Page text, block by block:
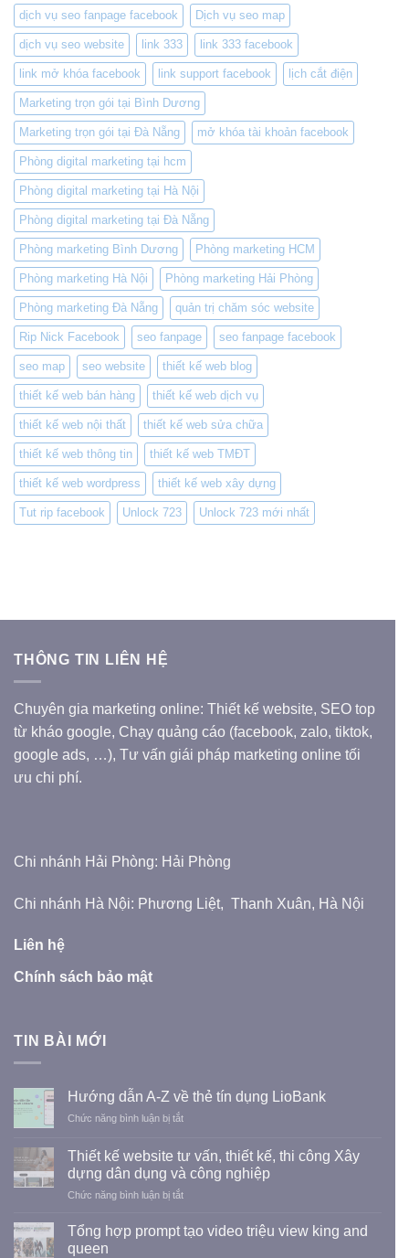
dịch vụ seo fanpage facebook Dịch vụ seo map
dịch vụ seo website link 333 link 333 facebook
link mở khóa facebook link support facebook lịch cắt điện
Marketing trọn gói tại Bình Dương
Marketing trọn gói tại Đà Nẵng mở khóa tài khoản facebook
Phòng digital marketing tại hcm
Phòng digital marketing tại Hà Nội
Phòng digital marketing tại Đà Nẵng
Phòng marketing Bình Dương Phòng marketing HCM
Phòng marketing Hà Nội Phòng marketing Hải Phòng
Phòng marketing Đà Nẵng quản trị chăm sóc website
Rip Nick Facebook seo fanpage seo fanpage facebook
seo map seo website thiết kế web blog
thiết kế web bán hàng thiết kế web dịch vụ
thiết kế web nội thất thiết kế web sửa chữa
thiết kế web thông tin thiết kế web TMĐT
thiết kế web wordpress thiết kế web xây dựng
Tut rip facebook Unlock 723 Unlock 723 mới nhất
THÔNG TIN LIÊN HỆ
Chuyên gia marketing online: Thiết kế website, SEO top
từ kháo google, Chạy quảng cáo (facebook, zalo, tiktok,
google ads, …), Tư vấn giái pháp marketing online tối
ưu chi phí.
Chi nhánh Hải Phòng: Hải Phòng
Chi nhánh Hà Nội: Phương Liệt, Thanh Xuân, Hà Nội
Liên hệ
Chính sách bảo mật
TIN BÀI MỚI
Hướng dẫn A-Z về thẻ tín dụng LioBank
Chức năng bình luận bị tắtở
A-
Z
về
tín
Thiết kế website tư vấn, thiết kế, thi công Xây
dựng dân dụng và công nghiệp
Chức năng bình luận bị tắtở
kế
website
Tổng hợp prompt tạo video triệu view king and
queen